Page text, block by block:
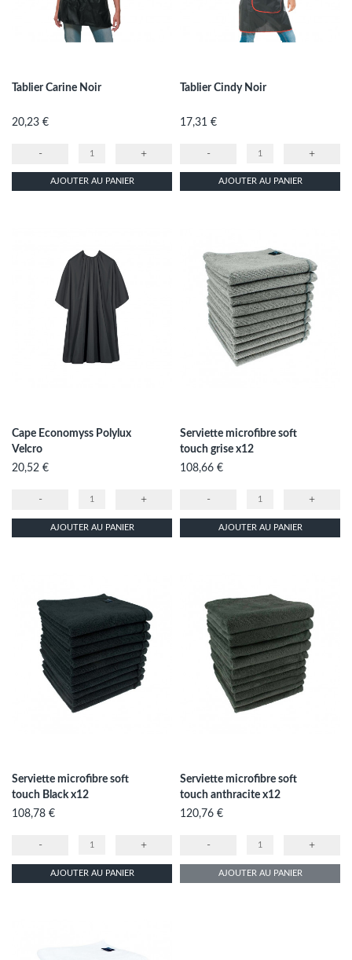
Tablier Carine Noir
Prix
20,23 €
- +
AJOUTER AU PANIER
Tablier Cindy Noir
Prix
17,31 €
- +
AJOUTER AU PANIER
Cape Economyss Polylux
Velcro
Prix
20,52 €
- +
AJOUTER AU PANIER
Serviette microfibre soft
touch grise x12
Prix
108,66 €
- +
AJOUTER AU PANIER
Serviette microfibre soft
touch Black x12
Prix
108,78 €
- +
AJOUTER AU PANIER
Serviette microfibre soft
touch anthracite x12
Prix
120,76 €
- +
AJOUTER AU PANIER